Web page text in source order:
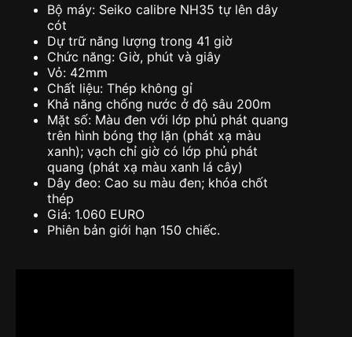
Bộ máy: Seiko calibre NH35 tự lên dây
cót
Dự trữ năng lượng trong 41 giờ
Chức năng: Giờ, phút và giây
Vỏ: 42mm
Chất liệu: Thép không gỉ
Khả năng chống nước ở độ sâu 200m
Mặt số: Màu đen với lớp phủ phát quang
trên hình bóng thợ lặn (phát xạ màu
xanh); vạch chỉ giờ có lớp phủ phát
quang (phát xạ màu xanh lá cây)
Dây đeo: Cao su màu đen; khóa chốt
thép
Giá: 1.060 EURO
Phiên bản giới hạn 150 chiếc.